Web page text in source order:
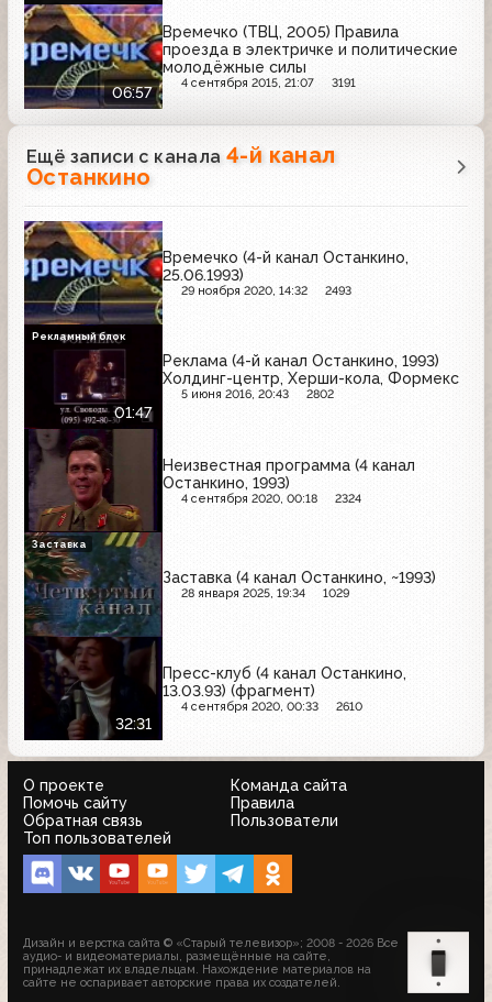
06:57
Времечко (ТВЦ, 2005) Правила
проезда в электричке и политические
молодёжные силы
4 сентября 2015, 21:07 3191
Ещё записи с канала 4-й канал
Останкино
Времечко (4-й канал Останкино,
25.06.1993)
29 ноября 2020, 14:32 2493
01:47
Реклама (4-й канал Останкино, 1993)
Холдинг-центр, Херши-кола, Формекс
5 июня 2016, 20:43 2802
Рекламный блок
Неизвестная программа (4 канал
Останкино, 1993)
4 сентября 2020, 00:18 2324
Заставка (4 канал Останкино, ~1993)
28 января 2025, 19:34 1029
Заставка
32:31
Пресс-клуб (4 канал Останкино,
13.03.93) (фрагмент)
4 сентября 2020, 00:33 2610
О проекте
Команда сайта
Помочь сайту
Правила
Обратная связь
Пользователи
Топ пользователей
Дизайн и верстка сайта © «Старый телевизор»; 2008 - 2026 Все
аудио- и видеоматериалы, размещённые на сайте,
принадлежат их владельцам. Нахождение материалов на
сайте не оспаривает авторские права их создателей.